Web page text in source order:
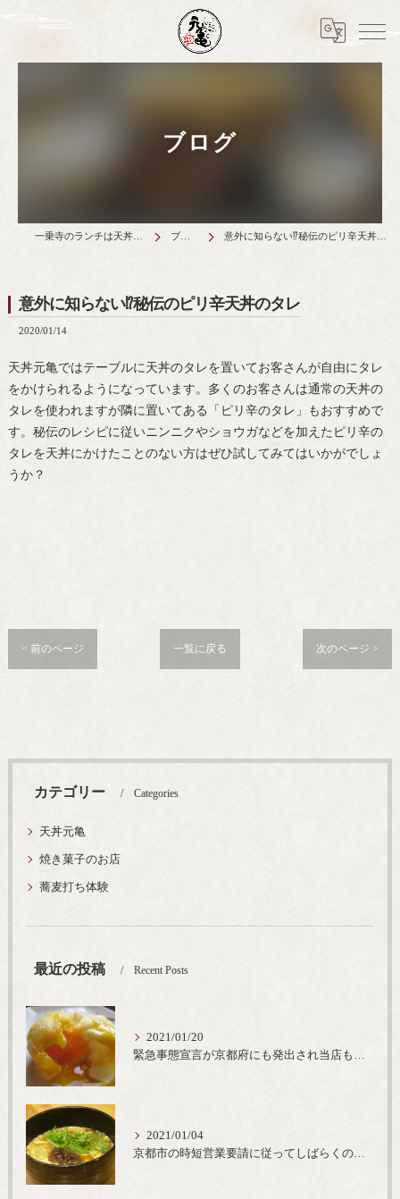
ブログ
一乗寺のランチは天丼元亀 ブログ 意外に知らない⁉秘伝のピリ辛天丼のタレ
意外に知らない⁉秘伝のピリ辛天丼のタレ
2020/01/14
天丼元亀ではテーブルに天丼のタレを置いてお客さんが自由にタレ
をかけられるようになっています。多くのお客さんは通常の天丼の
タレを使われますが隣に置いてある「ピリ辛のタレ」もおすすめで
す。秘伝のレシピに従いニンニクやショウガなどを加えたピリ辛の
タレを天丼にかけたことのない方はぜひ試してみてはいかがでしょ
うか？
< 前のページ 一覧に戻る 次のページ >
カテゴリー Categories
天丼元亀
焼き菓子のお店
蕎麦打ち体験
最近の投稿 Recent Posts
2021/01/20
緊急事態宣言が京都府にも発出され当店も要請に従って20時完全閉店という形で営業なるべく短期間での要請解除へ一致団結です
2021/01/04
京都市の時短営業要請に従ってしばらくの間20時までの営業とさせていただいております。寒い時期には温かいお蕎麦がおすすめ